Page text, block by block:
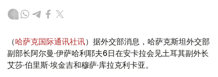
（哈萨克国际通讯社讯）据外交部消息，哈萨克斯坦外交部
副部长阿尔曼·伊萨哈利耶夫6日在安卡拉会见土耳其副外长
艾莎·伯里斯·埃金吉和穆萨·库拉克利卡亚。